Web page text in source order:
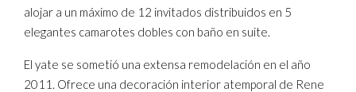
alojar a un máximo de 12 invitados distribuidos en 5
elegantes camarotes dobles con baño en suite.
El yate se sometió una extensa remodelación en el año
2011. Ofrece una decoración interior atemporal de Rene